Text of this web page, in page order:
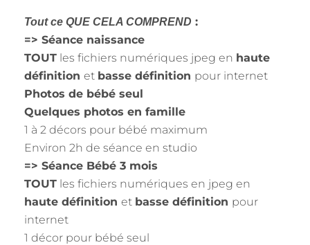
Tout ce QUE CELA COMPREND :
=> Séance naissance
TOUT les fichiers numériques jpeg en haute
définition et basse définition pour internet
Photos de bébé seul
Quelques photos en famille
1 à 2 décors pour bébé maximum
Environ 2h de séance en studio
=> Séance Bébé 3 mois
TOUT les fichiers numériques en jpeg en
haute définition et basse définition pour
internet
1 décor pour bébé seul